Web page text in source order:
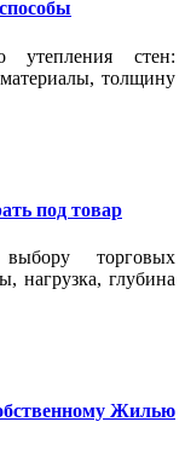
утепления стен:
толщину
под товар
торговых
нагрузка, глубина
Жилью